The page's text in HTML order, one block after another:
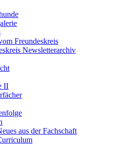
Freundeskreis
Newsletterarchiv
II
aus der Fachschaft